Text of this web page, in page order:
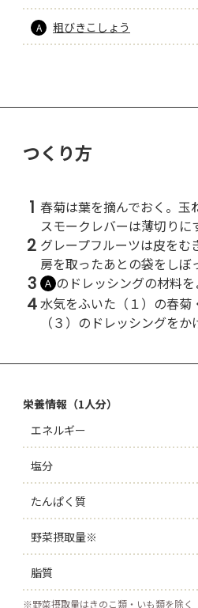
A 粗びきこしょう
つくり方
1 春菊は葉を摘んでおく。玉
スモークレバーは薄切りに
2 グレープフルーツは皮をむ
房を取ったあとの袋をしぼ
3 Ａ のドレッシングの材料を
4水気をふいた（１）の春菊
（３）のドレッシングをか
栄養情報（1人分）
エネルギー
塩分
たんぱく質
野菜摂取量※
脂質
※野菜摂取量はきのこ類・いも類を除く